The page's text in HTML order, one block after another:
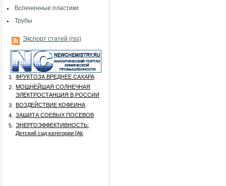
Вспененные пластики
Трубы
Экспорт статей (rss)
1.
ФРУКТОЗА ВРЕДНЕЕ САХАРА
2.
МОЩНЕЙШАЯ СОЛНЕЧНАЯ
ЭЛЕКТРОСТАНЦИЯ В РОССИИ
3.
ВОЗДЕЙСТВИЕ КОФЕИНА
4.
ЗАЩИТА СОЕВЫХ ПОСЕВОВ
5.
ЭНЕРГОЭФФЕКТИВНОСТЬ:
Детский сад категории [Аk